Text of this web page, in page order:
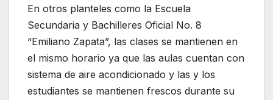
En otros planteles como la Escuela
Secundaria y Bachilleres Oficial No. 8
“Emiliano Zapata”, las clases se mantienen en
el mismo horario ya que las aulas cuentan con
sistema de aire acondicionado y las y los
estudiantes se mantienen frescos durante su